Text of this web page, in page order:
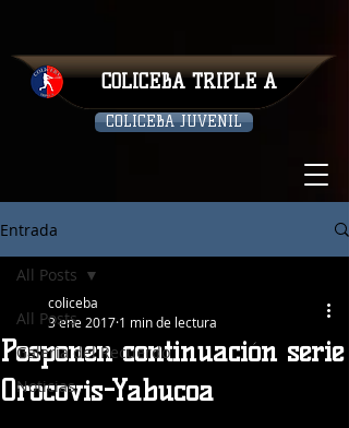
COLICEBA JUVENIL
COLICEBA TRIPLE A
Entrada
All Posts
Galeria del Recuerdo
Noticias
All Posts
Posponen continuación serie
Orocovis-Yabucoa
coliceba
3 ene 2017 1 min de lectura